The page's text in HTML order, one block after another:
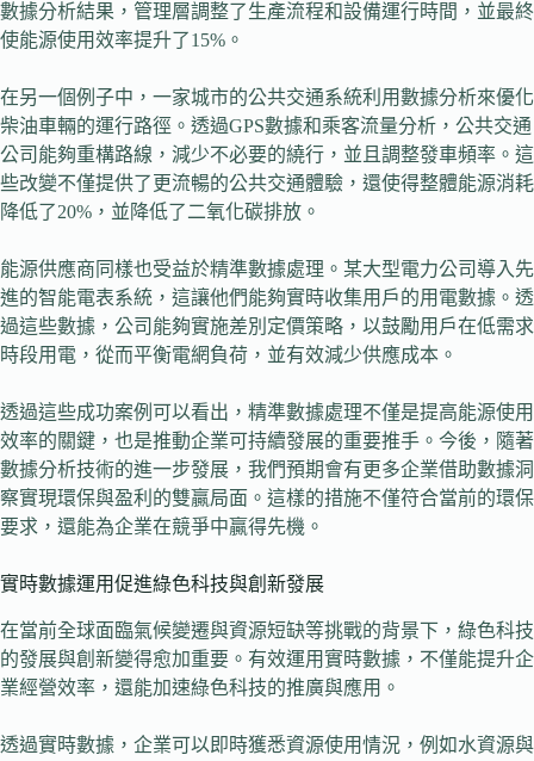
數據分析結果，管理層調整了生產流程和設備運行時間，並最終
使能源使用效率提升了15%。
在另一個例子中，一家城市的公共交通系統利用數據分析來優化
柴油車輛的運行路徑。透過GPS數據和乘客流量分析，公共交通
公司能夠重構路線，減少不必要的繞行，並且調整發車頻率。這
些改變不僅提供了更流暢的公共交通體驗，還使得整體能源消耗
降低了20%，並降低了二氧化碳排放。
能源供應商同樣也受益於精準數據處理。某大型電力公司導入先
進的智能電表系統，這讓他們能夠實時收集用戶的用電數據。透
過這些數據，公司能夠實施差別定價策略，以鼓勵用戶在低需求
時段用電，從而平衡電網負荷，並有效減少供應成本。
透過這些成功案例可以看出，精準數據處理不僅是提高能源使用
效率的關鍵，也是推動企業可持續發展的重要推手。今後，隨著
數據分析技術的進一步發展，我們預期會有更多企業借助數據洞
察實現環保與盈利的雙贏局面。這樣的措施不僅符合當前的環保
要求，還能為企業在競爭中贏得先機。
實時數據運用促進綠色科技與創新發展
在當前全球面臨氣候變遷與資源短缺等挑戰的背景下，綠色科技
的發展與創新變得愈加重要。有效運用實時數據，不僅能提升企
業經營效率，還能加速綠色科技的推廣與應用。
透過實時數據，企業可以即時獲悉資源使用情況，例如水資源與